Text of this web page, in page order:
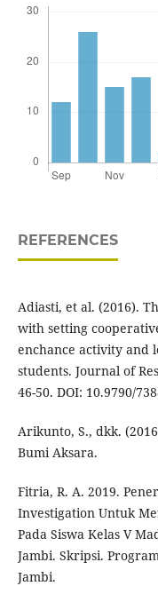
REFERENCES
Adiasti, et al. (2016).
with setting
enchance activity and
students. Journal of
46-50. DOI: 10.9790/
Arikunto, S., dkk.
Bumi Aksara.
Fitria, R. A. 2019.
Investigation Untuk
Pada Siswa Kelas V
Jambi. Skripsi.
Jambi.